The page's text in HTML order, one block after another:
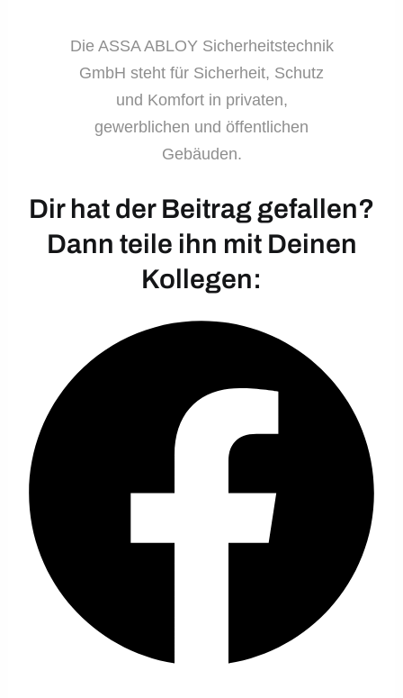
Die ASSA ABLOY Sicherheitstechnik
GmbH steht für Sicherheit, Schutz
und Komfort in privaten,
gewerblichen und öffentlichen
Gebäuden.
Dir hat der Beitrag gefallen?
Dann teile ihn mit Deinen
Kollegen: